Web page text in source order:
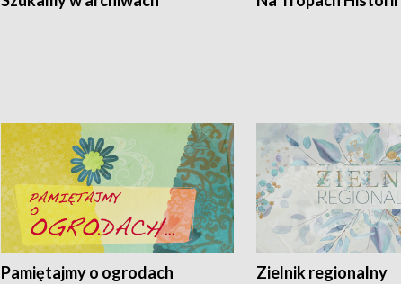
Pamiętajmy o ogrodach Zielnik regionalny